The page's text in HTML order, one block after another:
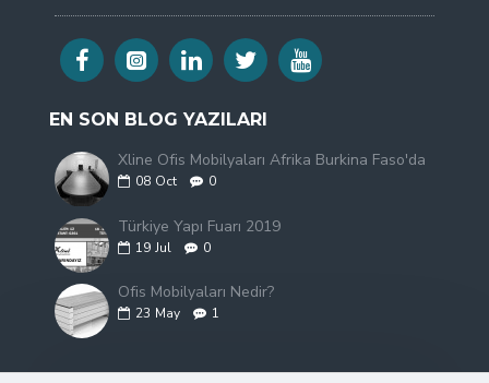
EN SON BLOG YAZILARI
Xline Ofis Mobilyaları Afrika Burkina Faso'da
08 Oct 0
Türkiye Yapı Fuarı 2019
19 Jul 0
Ofis Mobilyaları Nedir?
23 May 1